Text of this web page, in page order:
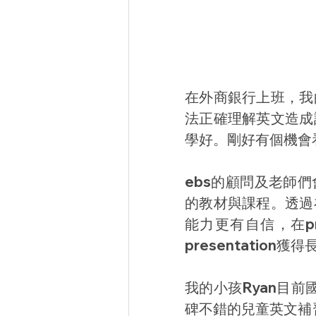
在外商銀行上班，
法正確理解英文造
學好。剛好有個機
ebs的顧問及老師們
的教材與課程。透
能力更有自信，在
presentation獲得
我的小孩Ryan目前
碑不錯的兒童英文